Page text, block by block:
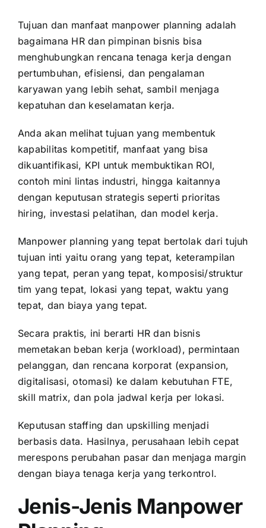
Tujuan dan manfaat manpower planning adalah
bagaimana HR dan pimpinan bisnis bisa
menghubungkan rencana tenaga kerja dengan
pertumbuhan, efisiensi, dan pengalaman
karyawan yang lebih sehat, sambil menjaga
kepatuhan dan keselamatan kerja.
Anda akan melihat tujuan yang membentuk
kapabilitas kompetitif, manfaat yang bisa
dikuantifikasi, KPI untuk membuktikan ROI,
contoh mini lintas industri, hingga kaitannya
dengan keputusan strategis seperti prioritas
hiring, investasi pelatihan, dan model kerja.
Manpower planning yang tepat bertolak dari tujuh
tujuan inti yaitu orang yang tepat, keterampilan
yang tepat, peran yang tepat, komposisi/struktur
tim yang tepat, lokasi yang tepat, waktu yang
tepat, dan biaya yang tepat.
Secara praktis, ini berarti HR dan bisnis
memetakan beban kerja (workload), permintaan
pelanggan, dan rencana korporat (expansion,
digitalisasi, otomasi) ke dalam kebutuhan FTE,
skill matrix, dan pola jadwal kerja per lokasi.
Keputusan staffing dan upskilling menjadi
berbasis data. Hasilnya, perusahaan lebih cepat
merespons perubahan pasar dan menjaga margin
dengan biaya tenaga kerja yang terkontrol.
Jenis-Jenis Manpower